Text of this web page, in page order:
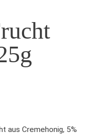
aus Cremehonig, 5%